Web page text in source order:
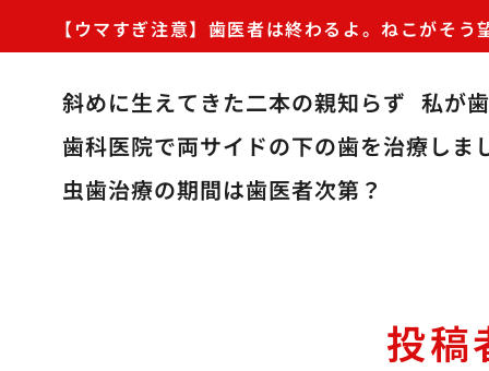
【ウマすぎ注意】歯医者は終わるよ。ねこがそう
斜めに生えてきた二本の親知らず 私が
歯科医院で両サイドの下の歯を治療しま
虫歯治療の期間は歯医者次第？
投稿